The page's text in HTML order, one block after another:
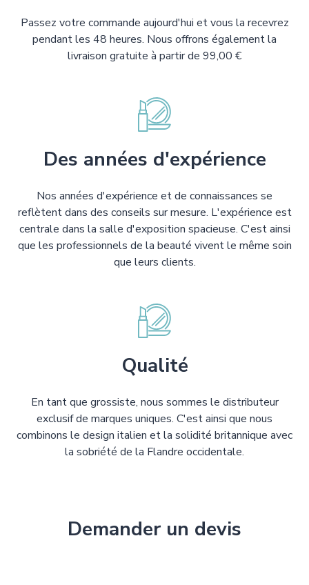
Passez votre commande aujourd'hui et vous la recevrez
pendant les 48 heures. Nous offrons également la
livraison gratuite à partir de 99,00 €
Des années d'expérience
Nos années d'expérience et de connaissances se
reflètent dans des conseils sur mesure. L'expérience est
centrale dans la salle d'exposition spacieuse. C'est ainsi
que les professionnels de la beauté vivent le même soin
que leurs clients.
Qualité
En tant que grossiste, nous sommes le distributeur
exclusif de marques uniques. C'est ainsi que nous
combinons le design italien et la solidité britannique avec
la sobriété de la Flandre occidentale.
Demander un devis